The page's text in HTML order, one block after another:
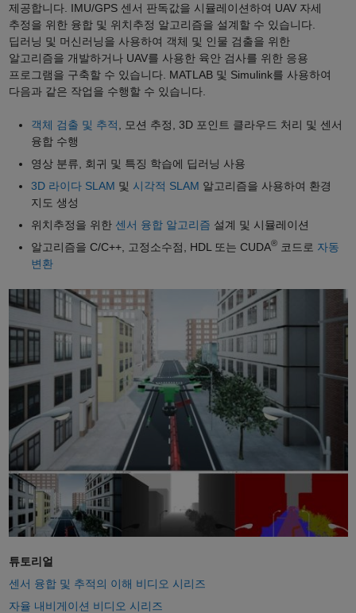
제공합니다. IMU/GPS 센서 판독값을 시뮬레이션하여 UAV 자세
추정을 위한 융합 및 위치추정 알고리즘을 설계할 수 있습니다.
딥러닝 및 머신러닝을 사용하여 객체 및 인물 검출을 위한
알고리즘을 개발하거나 UAV를 사용한 육안 검사를 위한 응용
프로그램을 구축할 수 있습니다. MATLAB 및 Simulink를 사용하여
다음과 같은 작업을 수행할 수 있습니다.
객체 검출 및 추적 , 모션 추정, 3D 포인트 클라우드 처리 및 센서
융합 수행
영상 분류, 회귀 및 특징 학습에 딥러닝 사용
3D 라이다 SLAM 및 시각적 SLAM 알고리즘을 사용하여 환경
지도 생성
위치추정을 위한 센서 융합 알고리즘 설계 및 시뮬레이션
알고리즘을 C/C++, 고정소수점, HDL 또는 CUDA®코드로 자동
변환
튜토리얼
센서 융합 및 추적의 이해 비디오 시리즈
자율 내비게이션 비디오 시리즈